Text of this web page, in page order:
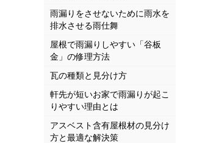
雨漏りをさせないために雨水を
排水させる雨仕舞
屋根で雨漏りしやすい「谷板
金」の修理方法
瓦の種類と見分け方
軒先が短いお家で雨漏りが起こ
りやすい理由とは
アスベスト含有屋根材の見分け
方と最適な解決策